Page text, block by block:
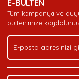
Ürün
Ürün
Bu ürüne benzer
E-BÜLTEN
Tüm kampanya ve
bültenimize